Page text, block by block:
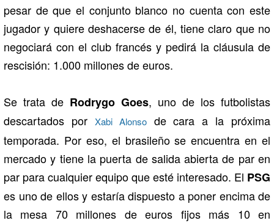
pesar de que el conjunto blanco no cuenta con este
jugador y quiere deshacerse de él, tiene claro que no
negociará con el club francés y pedirá la cláusula de
rescisión: 1.000 millones de euros.
Se trata de Rodrygo Goes, uno de los futbolistas
descartados por Xabi Alonsode cara a la próxima
temporada. Por eso, el brasileño se encuentra en el
mercado y tiene la puerta de salida abierta de par en
par para cualquier equipo que esté interesado. El PSG
es uno de ellos y estaría dispuesto a poner encima de
la mesa 70 millones de euros fijos más 10 en